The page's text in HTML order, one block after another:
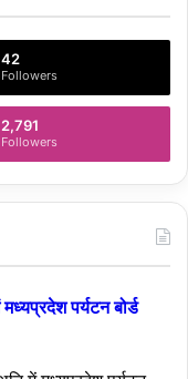
42
Followers
2,791
Followers